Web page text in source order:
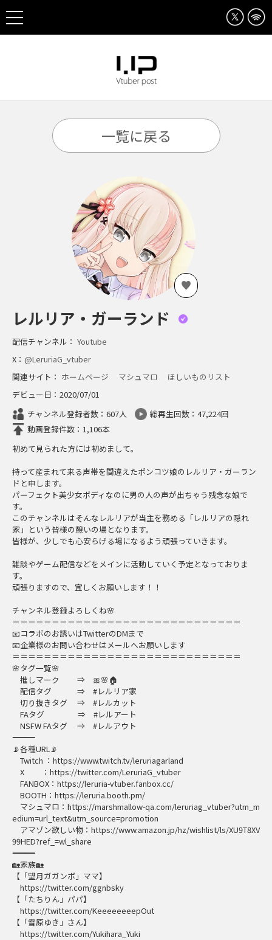
一覧に戻る
レルリア・ガーランド
配信チャンネル： Youtube
X： @LeruriaG_vtuber
関連サイト： ホームページ マシュマロ
ほしいものリスト
デビュー日：2020/07/01
チャンネル登録者数：607人
総再生回数：47,224回
動画登録件数：1,106本
初めて見られた方には初めまして。
持って産まれて来る声帯を間違えたポンコツ娘のレルリア・ガーラン
ドと申します。
パーフェクト美少女ボディなのに男の人の声が出ちゃう残念な娘で
す。
このチャンネルはそんなレルリアが当主を務める「レルリアの隠れ
家」という皆様の憩いの場となります。
皆様が、少しでも心安らげる場になるよう頑張っていきます。
雑談やゲーム配信などをメインに活動していく予定となっておりま
す。
頑張りますので、宜しくお願いします！！
チャンネル登録よろしくね🌸
＝＝＝＝＝＝＝＝＝＝＝＝＝＝＝＝＝＝＝＝＝＝＝＝＝＝＝＝＝
📧コラボのお誘いはTwitterのDMまで
📧企業様のお問い合わせはメールへお願いします
＝＝＝＝＝＝＝＝＝＝＝＝＝＝＝＝＝＝＝＝＝＝＝＝＝＝＝＝＝
🌸タグ一覧🌸
推しマーク ⇒ 🎀🌸🏠
配信タグ ⇒ #レルリア家
切り抜きタグ ⇒ #レルカット
FAタグ ⇒ #レルアート
NSFW FAタグ ⇒ #レルアウト
―――――――――――――――――――――――――――――
📡各種URL📡
Twitch ：https://www.twitch.tv/leruriagarland
X ：https://twitter.com/LeruriaG_vtuber
FANBOX：https://leruria-vtuber.fanbox.cc/
BOOTH：https://leruria.booth.pm/
マシュマロ：https://marshmallow-qa.com/leruriag_vtuber?utm_m
edium=url_text&utm_source=promotion
アマゾン欲しい物：https://www.amazon.jp/hz/wishlist/ls/XU9T8XV
99HED?ref_=wl_share
―――――――――――――――――――――――――――――
🏡家族🏡
【「望月ガガンボ」ママ】
https://twitter.com/ggnbsky
【「たちりん」パパ】
https://twitter.com/KeeeeeeeepOut
【「雪原ゆき」さん】
https://twitter.com/Yukihara_Yuki